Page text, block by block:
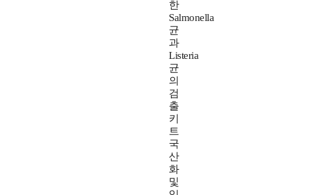
한
Salmonella
균
과
Listeria
균
의
검
출
키
트
국
산
화
및